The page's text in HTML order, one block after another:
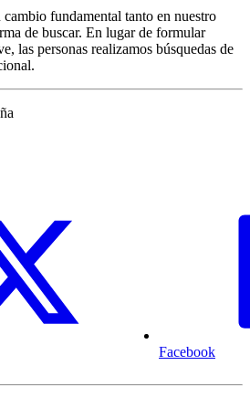
fundamental tanto en nuestro
de buscar. En lugar de formular
las personas realizamos búsquedas de
Facebook